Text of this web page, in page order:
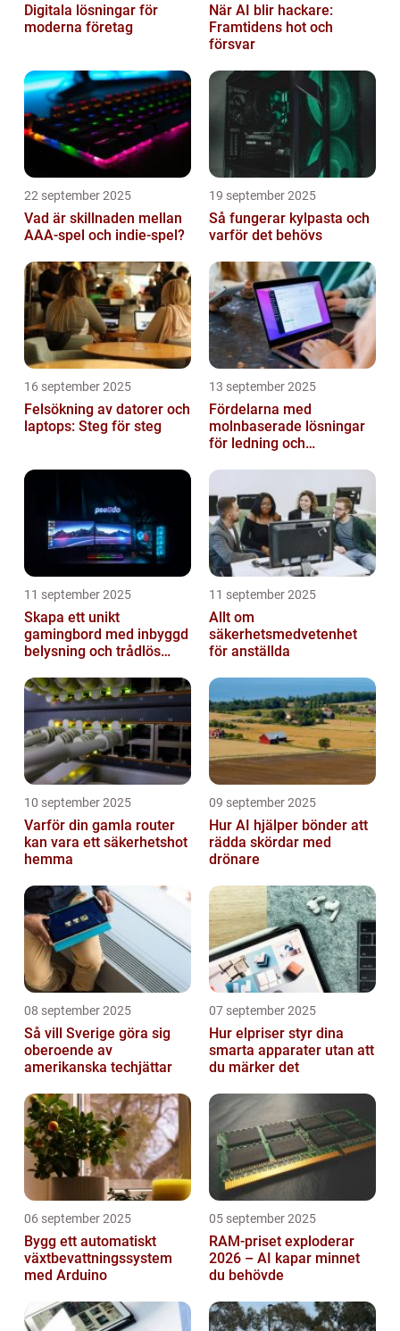
Digitala lösningar för
moderna företag
När AI blir hackare:
Framtidens hot och
försvar
22 september 2025
Vad är skillnaden mellan
AAA-spel och indie-spel?
19 september 2025
Så fungerar kylpasta och
varför det behövs
16 september 2025
Felsökning av datorer och
laptops: Steg för steg
13 september 2025
Fördelarna med
molnbaserade lösningar
för ledning och
11 september 2025
Skapa ett unikt
gamingbord med inbyggd
belysning och trådlös
11 september 2025
Allt om
säkerhetsmedvetenhet
för anställda
10 september 2025
Varför din gamla router
kan vara ett säkerhetshot
hemma
09 september 2025
Hur AI hjälper bönder att
rädda skördar med
drönare
08 september 2025
Så vill Sverige göra sig
oberoende av
amerikanska techjättar
07 september 2025
Hur elpriser styr dina
smarta apparater utan att
du märker det
06 september 2025
Bygg ett automatiskt
växtbevattningssystem
med Arduino
05 september 2025
RAM-priset exploderar
2026 – AI kapar minnet
du behövde